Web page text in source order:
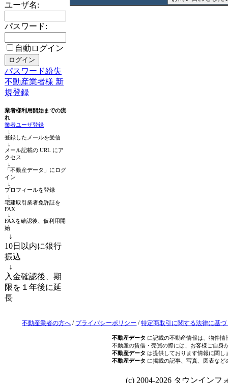
ユーザ名:
パスワード:
自動ログイン
パスワード紛失
不動産業者様 新
規登録
業者様利用開始までの流
れ
業者ユーザ登録
↓
登録したメールを受信
↓
メール記載の URL にア
クセス
↓
「不動産データ」にログ
イン
↓
プロフィールを登録
↓
宅建取引業者免許証を
FAX
↓
FAXを確認後、仮利用開
始
↓
10日以内に銀行
振込
↓
入金確認後、期
限を１年後に延
長
不動産業者の方へ / プライバシーポリシー /特定商取引に関する法律に基
不動産データ に記載の不動産情報は、物件
不動産の賃借・売買の際には、お客様ご自身
不動産データ は提供しております情報に関し
不動産データ に掲載の記事、写真、図表な
(c) 2004-2026 タウンインフ